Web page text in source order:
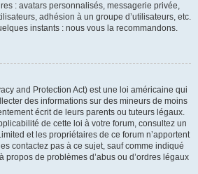
: avatars personnalisés, messagerie privée,
adhésion à un groupe d’utilisateurs, etc.
instants : nous vous la recommandons.
and Protection Act) est une loi américaine qui
des informations sur des mineurs de moins
écrit de leurs parents ou tuteurs légaux.
de cette loi à votre forum, consultez un
et les propriétaires de ce forum n’apportent
contactez pas à ce sujet, sauf comme indiqué
propos de problèmes d’abus ou d’ordres légaux